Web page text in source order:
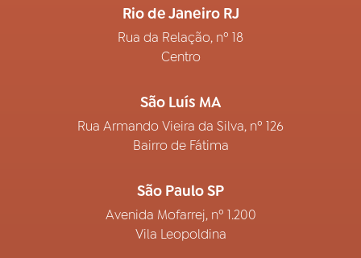
Rio de Janeiro RJ
Rua da Relação, nº 18
Centro
São Luís MA
Rua Armando Vieira da Silva, nº 126
Bairro de Fátima
São Paulo SP
Avenida Mofarrej, nº 1.200
Vila Leopoldina